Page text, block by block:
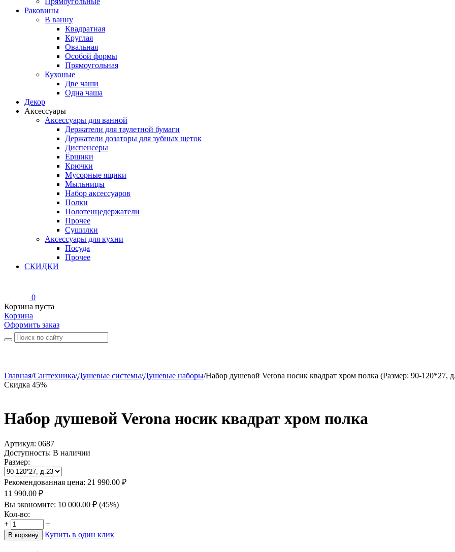
Раковины
В ванну
Квадратная
Круглая
Овальная
Особой формы
Прямоугольная
Кухоные
Две чаши
Одна чаша
Декор
Аксессуары
Аксессуары для ванной
Держатели для таулетной бумаги
Держатели дозаторы для зубных щеток
Диспенсеры
Ёршики
Крючки
Мусорные ящики
Мыльницы
Набор аксессуаров
Полки
Полотенцедержатели
Прочее
Сушилки
Аксессуары для кухни
Посуда
Прочее
СКИДКИ
0
Корзина пуста
Корзина
Оформить заказ
Главная/Сантехника/Душевые системы/Душевые наборы/Набор душевой Verona носик квадрат хром полка (Размер: 90-120*27,
Скидка 45%
Набор душевой Verona носик квадрат хром полка
Артикул: 0687
Доступность: В наличии
Размер:
Рекомендованная цена: 21 990.00 ₽
11 990.00 ₽
Вы экономите: 10 000.00 ₽ (45%)
Кол-во:
+
−
В корзину Купить в один клик